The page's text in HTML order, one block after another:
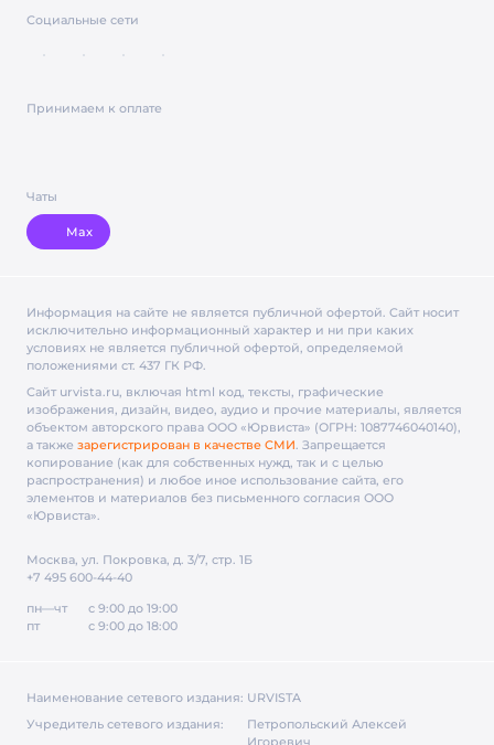
Социальные сети
Принимаем к оплате
Чаты
Max
Информация на сайте не является публичной офертой. Cайт носит
исключительно информационный характер и ни при каких
условиях не является публичной офертой, определяемой
положениями ст. 437 ГК РФ.
Сайт urvista.ru, включая html код, тексты, графические
изображения, дизайн, видео­, аудио­ и прочие материалы, является
объектом авторского права ООО «Юрвиста» (ОГРН: 1087746040140),
а также зарегистрирован в качестве СМИ. Запрещается
копирование (как для собственных нужд, так и с целью
распространения) и любое иное использование сайта, его
элементов и материалов без письменного согласия ООО
«Юрвиста».
Москва, ул. Покровка, д. 3/7, стр. 1Б
+7 495 600-44-40
пн—чт
с 9:00 до 19:00
пт
с 9:00 до 18:00
Наименование сетевого издания: URVISTA
Учредитель сетевого издания:
Петропольский Алексей
Игоревич